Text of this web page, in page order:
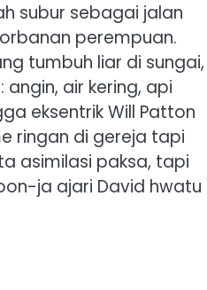
subur sebagai jalan
perempuan.
tumbuh liar di sungai,
air kering, api
eksentrik Will Patton
ringan di gereja tapi
asimilasi paksa, tapi
ja ajari David hwatu